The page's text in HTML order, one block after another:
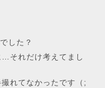
した？
…それだけ考えてまし
れてなかったです（;